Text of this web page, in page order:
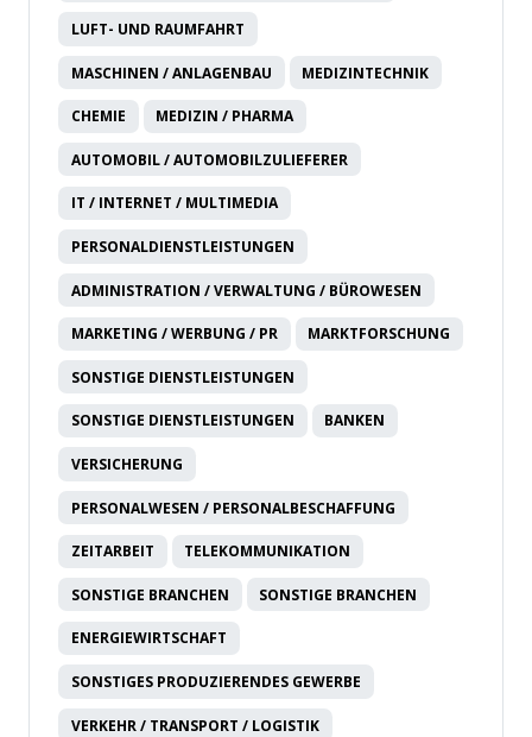
LUFT- UND RAUMFAHRT
MASCHINEN / ANLAGENBAU MEDIZINTECHNIK
CHEMIE MEDIZIN / PHARMA
AUTOMOBIL / AUTOMOBILZULIEFERER
IT / INTERNET / MULTIMEDIA
PERSONALDIENSTLEISTUNGEN
ADMINISTRATION / VERWALTUNG / BÜROWESEN
MARKETING / WERBUNG / PR MARKTFORSCHUNG
SONSTIGE DIENSTLEISTUNGEN
SONSTIGE DIENSTLEISTUNGEN BANKEN
VERSICHERUNG
PERSONALWESEN / PERSONALBESCHAFFUNG
ZEITARBEIT TELEKOMMUNIKATION
SONSTIGE BRANCHEN SONSTIGE BRANCHEN
ENERGIEWIRTSCHAFT
SONSTIGES PRODUZIERENDES GEWERBE
VERKEHR / TRANSPORT / LOGISTIK